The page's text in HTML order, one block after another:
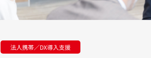
法人携帯／DX導入支援